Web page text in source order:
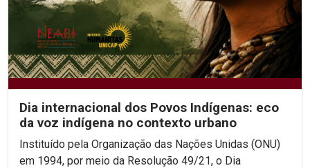
Dia internacional dos Povos Indígenas: eco
da voz indígena no contexto urbano
Instituído pela Organização das Nações Unidas (ONU)
em 1994, por meio da Resolução 49/21, o Dia